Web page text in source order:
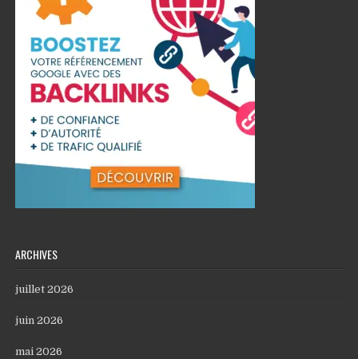
ARCHIVES
juillet 2026
juin 2026
mai 2026